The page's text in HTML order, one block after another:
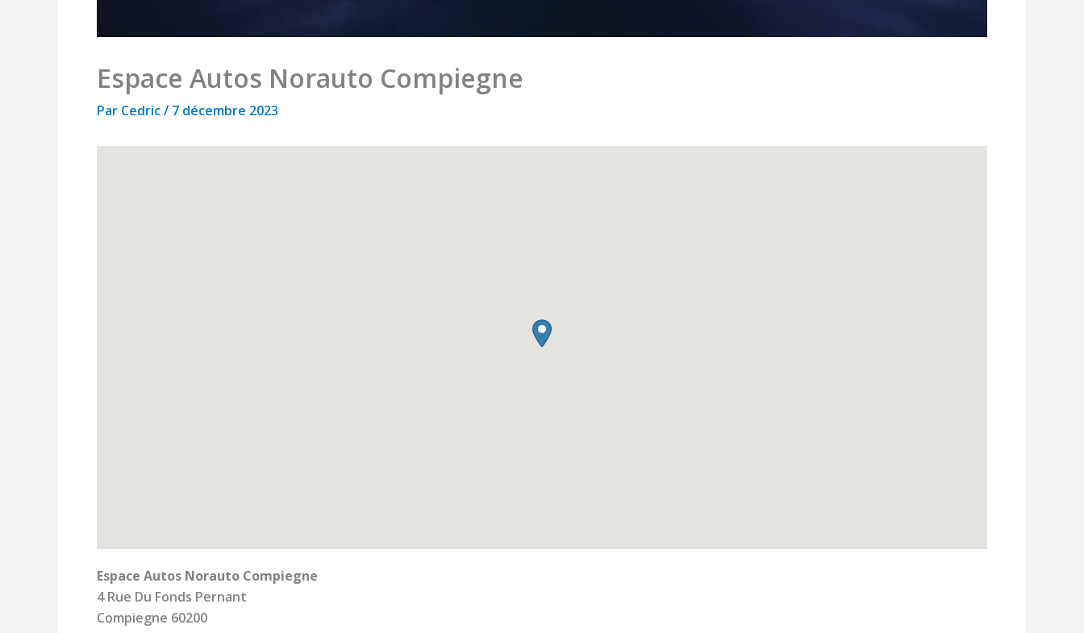
Espace Autos Norauto Compiegne
Par Cedric/ 7 décembre 2023
Espace Autos Norauto Compiegne
4 Rue Du Fonds Pernant
Compiegne 60200